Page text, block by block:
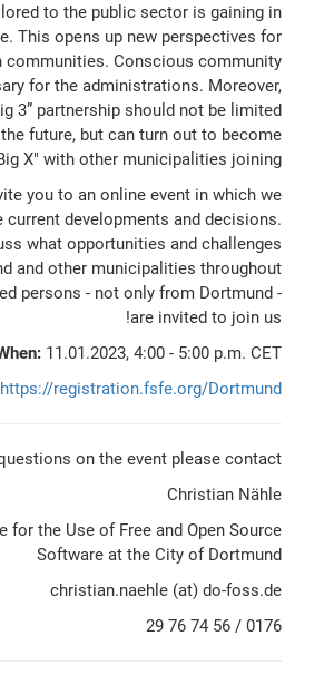
to the public sector is gaining in
This opens up new perspectives for
communities. Conscious community
for the administrations. Moreover,
3” partnership should not be limited
future, but can turn out to become
X" with other municipalities joining.
you to an online event in which we
developments and decisions.
what opportunities and challenges
and other municipalities throughout
persons - not only from Dortmund -
are invited to join us!
11.01.2023, 4:00 - 5:00 p.m. CET
https://registration.fsfe.org/Dortmund
on the event please contact
Christian Nähle
for the Use of Free and Open Source
Software at the City of Dortmund
christian.naehle (at) do-foss.de
0176 / 56 74 76 29